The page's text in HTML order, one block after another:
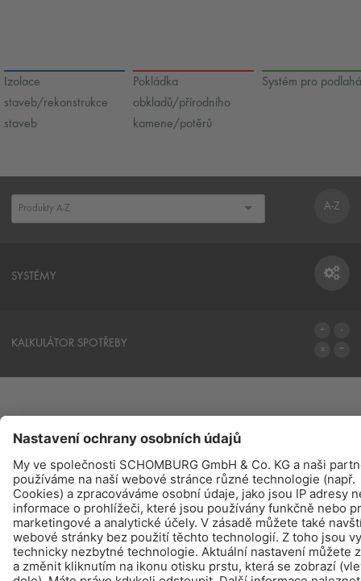
Izolace
staveb/rekonstrukce
staveb
Pokládka
obkladů/přírodního
kamene/potěrů
Systém pro
A-Z
SYSTÉMY
KALKULÁTOR SPOTŘEBY
NAJDETE – KOUPIT - INFO